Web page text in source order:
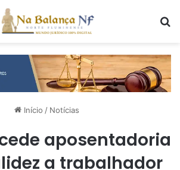
Início / Notícias
aposentadoria
a trabalhador